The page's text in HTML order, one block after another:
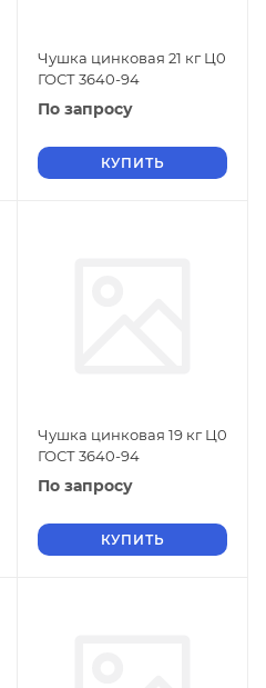
Чушка цинковая 21 кг Ц0
ГОСТ 3640-94
По запросу
КУПИТЬ
Чушка цинковая 19 кг Ц0
ГОСТ 3640-94
По запросу
КУПИТЬ